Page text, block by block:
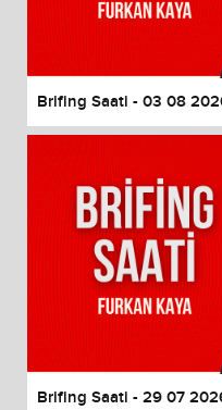
End of dialog window.
Brifing Saati - 03 08
Brifing Saati - 29 07